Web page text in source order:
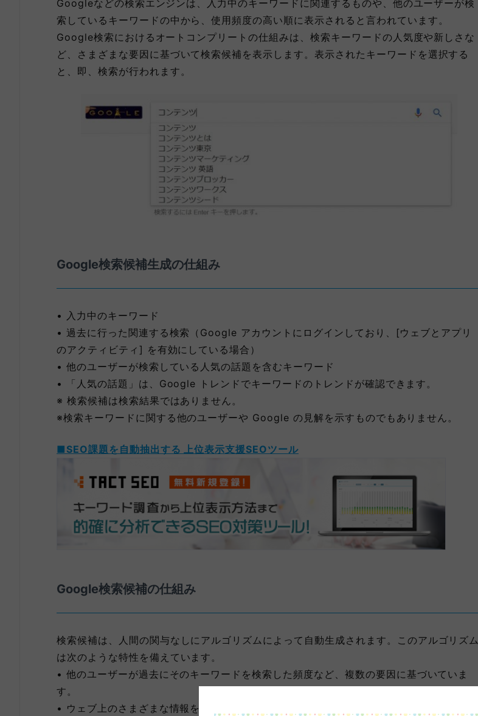
Googleなどの検索エンジンは、入力中のキーワードに関連するものや、他のユーザーが検
索しているキーワードの中から、使用頻度の高い順に表示されると言われています。
Google検索におけるオートコンプリートの仕組みは、検索キーワードの人気度や新しさな
ど、さまざまな要因に基づいて検索候補を表示します。表示されたキーワードを選択する
と、即、検索が行われます。
Google検索候補生成の仕組み
• 入力中のキーワード
• 過去に行った関連する検索（Google アカウントにログインしており、[ウェブとアプリ
のアクティビティ] を有効にしている場合）
• 他のユーザーが検索している人気の話題を含むキーワード
• 「人気の話題」は、Google トレンドでキーワードのトレンドが確認できます。
※ 検索候補は検索結果ではありません。
※検索キーワードに関する他のユーザーや Google の見解を示すものでもありません。
■SEO課題を自動抽出する 上位表示支援SEOツール
Google検索候補の仕組み
検索候補は、人間の関与なしにアルゴリズムによって自動生成されます。このアルゴリズム
は次のような特性を備えています。
• 他のユーザーが過去にそのキーワードを検索した頻度など、複数の要因に基づいていま
す。
• ウェブ上のさまざまな情報を反映するよう設計されています。そのため、さまざまな人気